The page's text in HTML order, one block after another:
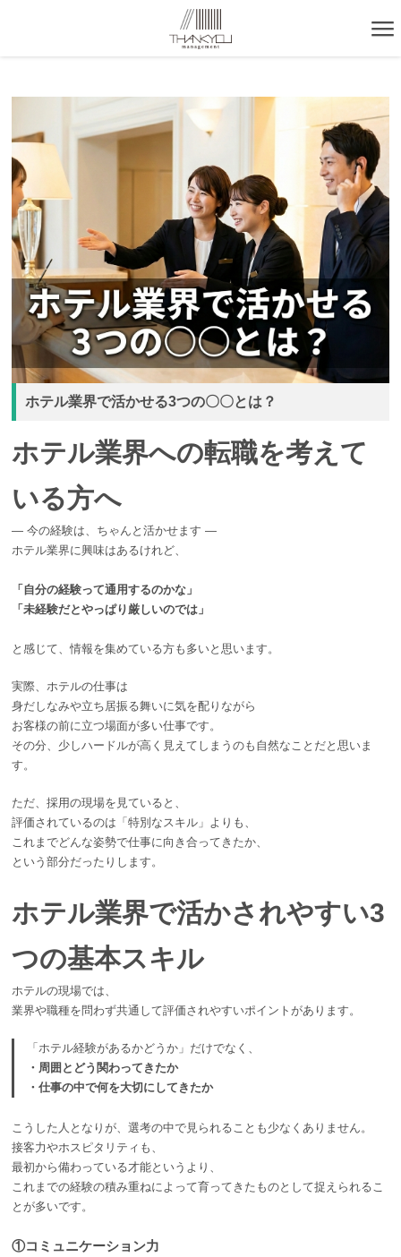
ホテル業界で活かせる3つの〇〇とは？
ホテル業界への転職を考えて
いる方へ
― 今の経験は、ちゃんと活かせます ―
ホテル業界に興味はあるけれど、
「自分の経験って通用するのかな」
「未経験だとやっぱり厳しいのでは」
と感じて、情報を集めている方も多いと思います。
実際、ホテルの仕事は
身だしなみや立ち居振る舞いに気を配りながら
お客様の前に立つ場面が多い仕事です。
その分、少しハードルが高く見えてしまうのも自然なことだと思いま
す。
ただ、採用の現場を見ていると、
評価されているのは「特別なスキル」よりも、
これまでどんな姿勢で仕事に向き合ってきたか、
という部分だったりします。
ホテル業界で活かされやすい3
つの基本スキル
ホテルの現場では、
業界や職種を問わず共通して評価されやすいポイントがあります。
「ホテル経験があるかどうか」だけでなく、
・周囲とどう関わってきたか
・仕事の中で何を大切にしてきたか
こうした人となりが、選考の中で見られることも少なくありません。
接客力やホスピタリティも、
最初から備わっている才能というより、
これまでの経験の積み重ねによって育ってきたものとして捉えられるこ
とが多いです。
①コミュニケーション力